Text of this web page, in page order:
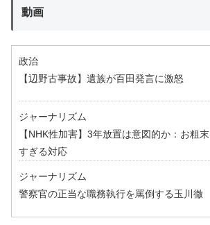
動画
政治
【辺野古事故】遺族が百田発言に激怒
ジャーナリズム
【NHK性加害】3年放置は意図的か：お粗末
すぎる対応
ジャーナリズム
警察官の正当な職務執行を罵倒する玉川徹